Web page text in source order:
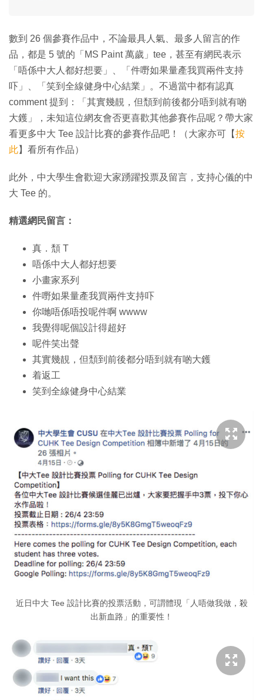
數到 26 個參賽作品中，不論最具人氣、最多人留言的作
品，都是 5 號的「MS Paint 萬歲」tee，甚至有網民表示
「唔係中大人都好想要」、「件嘢如果量產我買兩件支持
吓」、「笑到全線健身中心結業」。不過當中都有認真
comment 提到：「其實幾靚，但頹到前後都分唔到就有啲
大鑊」，未知這位網友會否更喜歡其他參賽作品呢？帶大家
看更多中大 Tee 設計比賽的參賽作品吧！（大家亦可【按
此】看所有作品）
此外，中大學生會歡迎大家踴躍投票及留言，支持心儀的中
大 Tee 的。
精選網民留言：
真．頹 T
唔係中大人都好想要
小畫家系列
件嘢如果量產我買兩件支持吓
你哋唔係唔投呢件啊 wwww
我覺得呢個設計得超好
呢件笑出聲
其實幾靚，但頹到前後都分唔到就有啲大鑊
着返工
笑到全線健身中心結業
近日中大 Tee 設計比賽的投票活動，可謂體現「人唔做我做，殺
出新血路」的重要性！